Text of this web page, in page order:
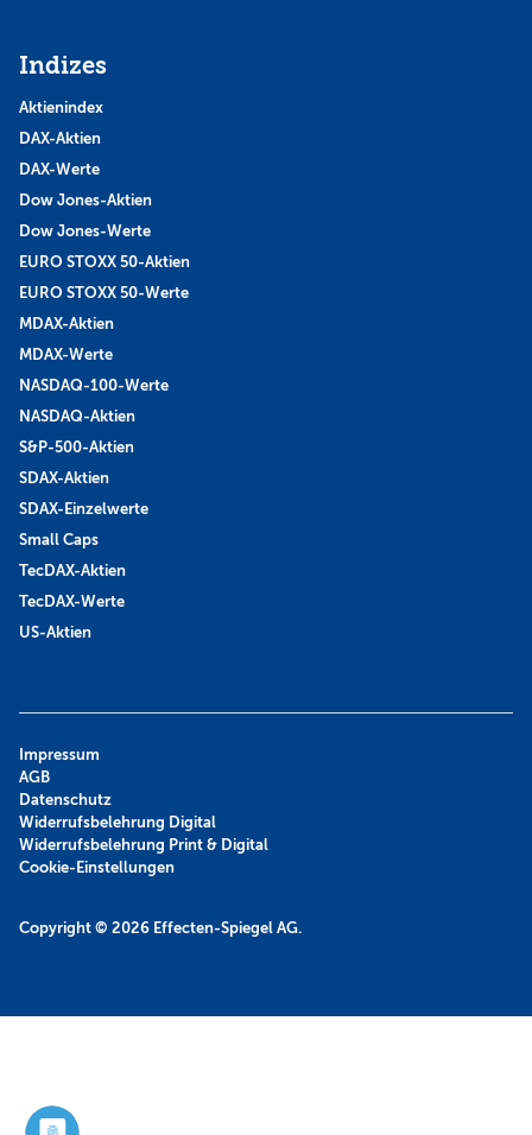
Indizes
Aktienindex
DAX-Aktien
DAX-Werte
Dow Jones-Aktien
Dow Jones-Werte
EURO STOXX 50-Aktien
EURO STOXX 50-Werte
MDAX-Aktien
MDAX-Werte
NASDAQ-100-Werte
NASDAQ-Aktien
S&P-500-Aktien
SDAX-Aktien
SDAX-Einzelwerte
Small Caps
TecDAX-Aktien
TecDAX-Werte
US-Aktien
Copyright © 2026 Effecten-Spiegel AG.
Impressum
AGB
Datenschutz
Widerrufsbelehrung Digital
Widerrufsbelehrung Print & Digital
Cookie-Einstellungen